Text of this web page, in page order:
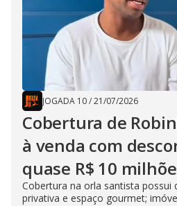
JOGADA 10/21/07/2026
Cobertura de
à venda com
quase R$ 10
Cobertura na orla santista possui
privativa e espaço gourmet;